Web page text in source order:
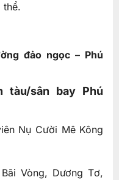
thể.
đảo ngọc – Phú
tàu/sân bay Phú
Nụ Cười Mê Kông
Vòng, Dương Tơ,